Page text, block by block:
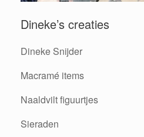
Dineke’s creaties
Dineke Snijder
Macramé items
Naaldvilt figuurtjes
Sieraden